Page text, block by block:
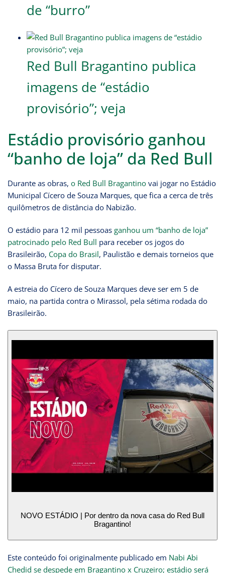
de “burro”
Red Bull Bragantino publica
imagens de “estádio
provisório”; veja
Estádio provisório ganhou
“banho de loja” da Red Bull
Durante as obras, o Red Bull Bragantino vai jogar no Estádio
Municipal Cícero de Souza Marques, que fica a cerca de três
quilômetros de distância do Nabizão.
O estádio para 12 mil pessoas ganhou um “banho de loja”
patrocinado pelo Red Bull para receber os jogos do
Brasileirão, Copa do Brasil, Paulistão e demais torneios que
o Massa Bruta for disputar.
A estreia do Cícero de Souza Marques deve ser em 5 de
maio, na partida contra o Mirassol, pela sétima rodada do
Brasileirão.
NOVO ESTÁDIO | Por dentro da nova casa do Red Bull
Bragantino!
Este conteúdo foi originalmente publicado em Nabi Abi
Chedid se despede em Bragantino x Cruzeiro; estádio será